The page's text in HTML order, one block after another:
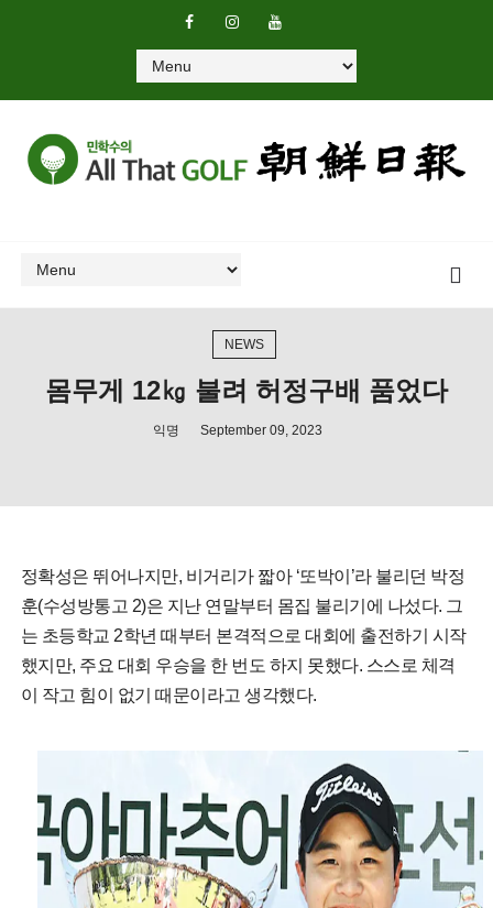
NEWS
몸무게 12㎏ 불려 허정구배 품었다
익명 September 09, 2023
정확성은 뛰어나지만, 비거리가 짧아 ‘또박이’라 불리던 박정
훈(수성방통고 2)은 지난 연말부터 몸집 불리기에 나섰다. 그
는 초등학교 2학년 때부터 본격적으로 대회에 출전하기 시작
했지만, 주요 대회 우승을 한 번도 하지 못했다. 스스로 체격
이 작고 힘이 없기 때문이라고 생각했다.